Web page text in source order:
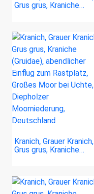
Grus grus, Kraniche…
Kranich, Grauer Kranich,
Grus grus, Kraniche…